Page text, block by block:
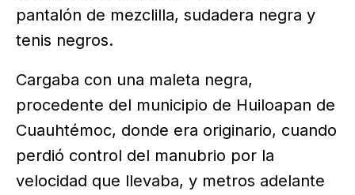
pantalón de mezclilla, sudadera negra y
tenis negros.
Cargaba con una maleta negra,
procedente del municipio de Huiloapan de
Cuauhtémoc, donde era originario, cuando
perdió control del manubrio por la
velocidad que llevaba, y metros adelante